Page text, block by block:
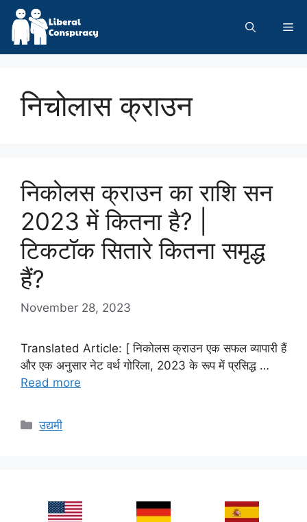
Skip
content
निचोलास क्राउन
निकोलस क्राउन का राशि सन
2023 में कितना है? |
टिकटॉक सितारे कितना समृद्ध
हैं?
November 28, 2023
Translated Article: [ निकोलस क्राउन एक सफल व्यापारी हैं
और एक अनुसार नेट वर्थ गोरिला, 2023 के रूप में प्रसिद्ध …
Read more
Categories
उद्यमी